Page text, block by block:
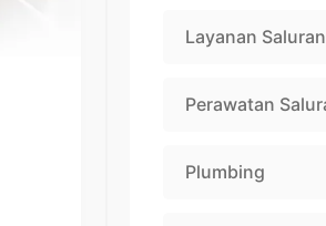
Layanan
Perawatan
Plumbing